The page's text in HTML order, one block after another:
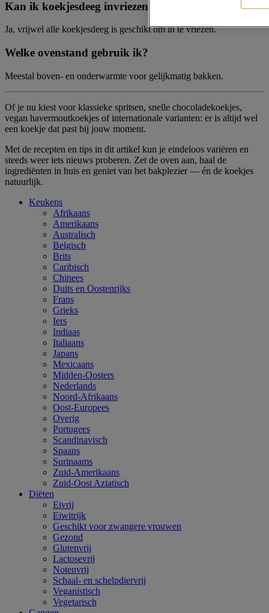
Kan ik koekjesdeeg invriezen?
Ja, vrijwel alle koekjesdeeg is geschikt om in te vriezen.
Welke ovenstand gebruik ik?
Meestal boven- en onderwarmte voor gelijkmatig bakken.
Of je nu kiest voor klassieke spritsen, snelle chocoladekoekjes,
vegan havermoutkoekjes of internationale varianten: er is altijd wel
een koekje dat past bij jouw moment.
Met de recepten en tips in dit artikel kun je eindeloos variëren en
steeds weer iets nieuws proberen. Zet de oven aan, haal de
ingrediënten in huis en geniet van het bakplezier — én de koekjes
natuurlijk.
Keukens
Afrikaans
Amerikaans
Australisch
Belgisch
Brits
Caribisch
Chinees
Duits en Oostenrijks
Frans
Grieks
Iers
Indiaas
Italiaans
Japans
Mexicaans
Midden-Oosters
Nederlands
Noord-Afrikaans
Oost-Europees
Overig
Portugees
Scandinavisch
Spaans
Surinaams
Zuid-Amerikaans
Zuid-Oost Aziatisch
Diëten
Eivrij
Eiwitrijk
Geschikt voor zwangere vrouwen
Gezond
Glutenvrij
Lactosevrij
Notenvrij
Schaal- en schelpdiervrij
Veganistisch
Vegetarisch